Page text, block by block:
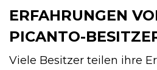
ERFAHRUNGEN
PICANTO-
Viele Besitzer teilen ihre